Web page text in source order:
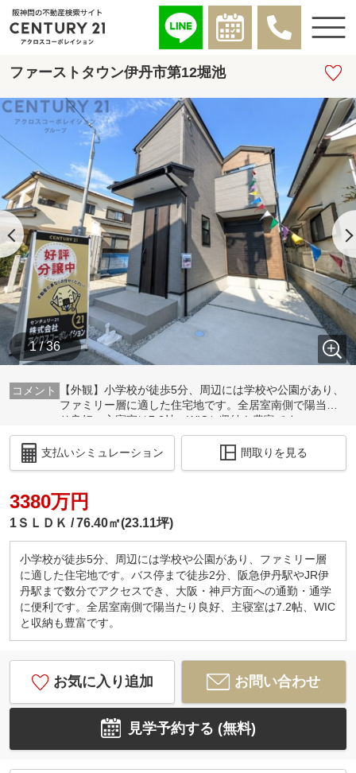
ファーストタウン伊丹市第12堀池
【外観】小学校が徒歩5分、周辺には学校や公園があり、
ファミリー層に適した住宅地です。全居室南側で陽当た
り良好、主寝室は7.2帖、WICと収納も豊富です。
1 / 36
支払いシミュレーション 間取りを見る
3380万円
1ＳＬＤＫ 76.40㎡(23.11坪)
小学校が徒歩5分、周辺には学校や公園があり、ファミリー層
に適した住宅地です。バス停まで徒歩2分、阪急伊丹駅やJR伊
丹駅まで数分でアクセスでき、大阪・神戸方面への通勤・通学
に便利です。全居室南側で陽当たり良好、主寝室は7.2帖、WIC
と収納も豊富です。
お気に入り追加 お問い合わせ
見学予約する (無料)